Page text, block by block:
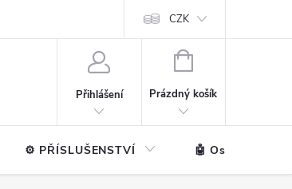
CZK
Přihlášení
NÁKUPNÍ
Prázdný košík
⚙️ PŘÍSLUŠENSTVÍ 🤖 Ostatní